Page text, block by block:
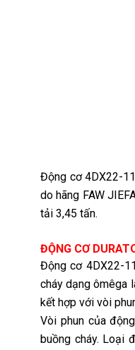
Động cơ 4DX22-
do hãng FAW
tải 3,45 tấn.
ĐỘNG CƠ
Động cơ 4DX22-
cháy dạng ômêga
kết hợp với vòi
Vòi phun của
buồng cháy. Loại